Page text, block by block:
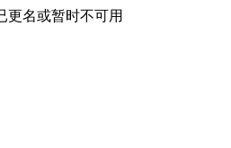
更名或暂时不可用